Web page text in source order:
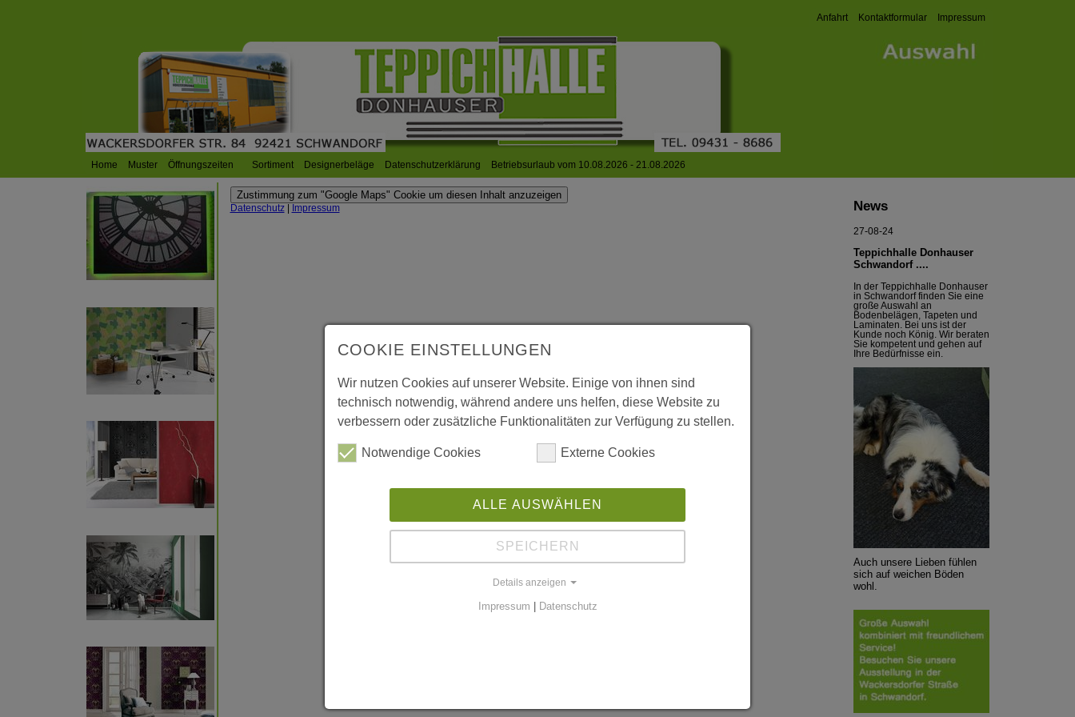
Anfahrt Kontaktformular Impressum
1
Home Muster Öffnungszeiten Sortiment Designerbeläge Datenschutzerklärung Betriebsurlaub vom 10.08.2026 - 21.08.2026
Zustimmung zum "Google Maps" Cookie um diesen Inhalt anzuzeigen
Datenschutz| Impressum News
27-08-24
Teppichhalle Donhauser
Schwandorf ....
In der Teppichhalle Donhauser
in Schwandorf finden Sie eine
große Auswahl an
Bodenbelägen, Tapeten und
Laminaten. Bei uns ist der
Kunde noch König. Wir beraten
Sie kompetent und gehen auf
Ihre Bedürfnisse ein.
Auch unsere Lieben fühlen
sich auf weichen Böden
wohl.
COOKIE EINSTELLUNGEN
Wir nutzen Cookies auf unserer Website. Einige von ihnen sind
technisch notwendig, während andere uns helfen, diese Website zu
verbessern oder zusätzliche Funktionalitäten zur Verfügung zu stellen.
Notwendige Cookies Externe Cookies
ALLE AUSWÄHLEN
SPEICHERN
Details anzeigen
Impressum | Datenschutz